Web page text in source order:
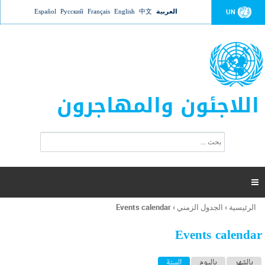
Jump to navigation UN العربية 中文
English
Français
Русский
Español
اللاجئون والمهاجرون
ت
ر
ل
ح
ب

أنت
هنا
الرئيسية › الجدول الزمني ›
Events calendar
Events calendar